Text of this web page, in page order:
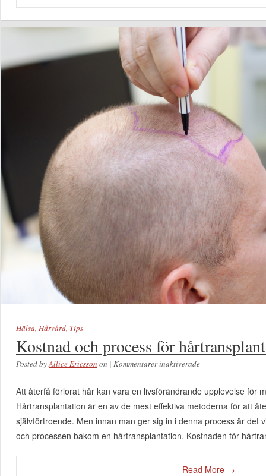
Hälsa Hårvård Tips
Kostnad och process för
Posted byAllice Ericsson on | Kommentarer inaktiverade
hårtransplantation
Att återfå förlorat hår kan vara en livsförändrande upplevelse för
Hårtransplantation är en av de mest effektiva metoderna för att
självförtroende. Men innan man ger sig in i denna process är det
och processen bakom en hårtransplantation. Kostnaden för
Read More →